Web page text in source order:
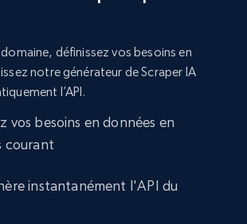
définissez vos besoins en
notre générateur de Scraper IA
l’API.
vos besoins en données en
courant
instantanément l'API du